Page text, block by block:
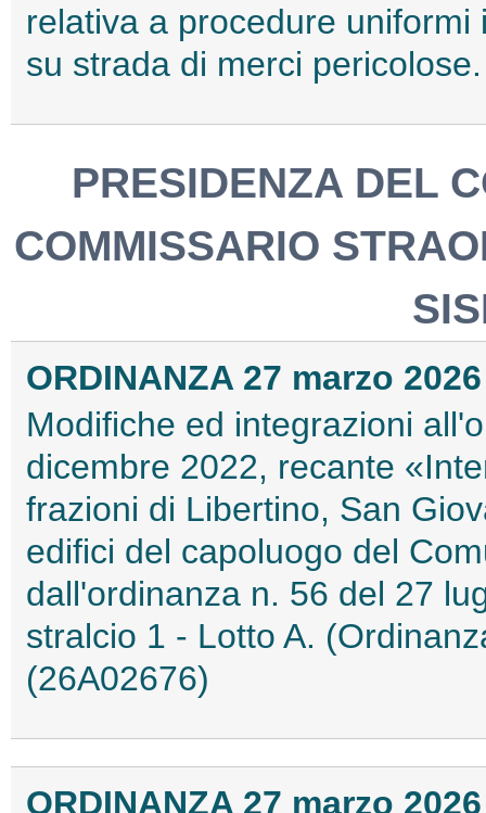
relativa a procedure
su strada di merci
PRESIDENZA DEL
COMMISSARIO
ORDINANZA 27 marzo 2026
Modifiche ed integrazioni
dicembre 2022, recante
frazioni di Libertino, San
edifici del capoluogo del
dall'ordinanza n. 56 del 27
stralcio 1 - Lotto A.
(26A02676)
ORDINANZA 27 marzo 2026